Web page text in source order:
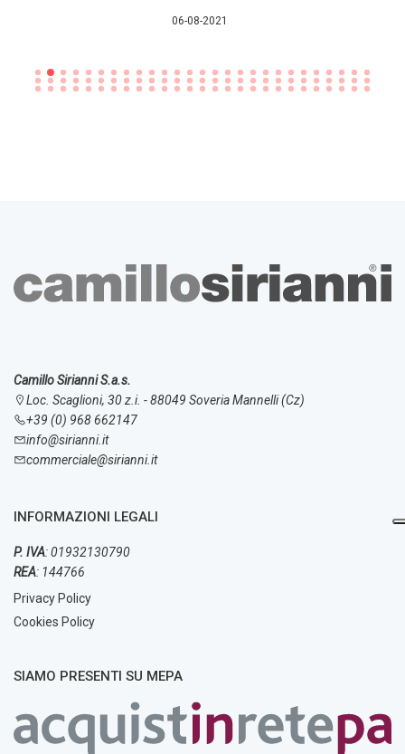
06-08-2021
Camillo Sirianni S.a.s.
Loc. Scaglioni, 30 z.i. - 88049 Soveria Mannelli (Cz)
+39 (0) 968 662147
info@sirianni.it
commerciale@sirianni.it
INFORMAZIONI LEGALI
P. IVA: 01932130790
REA: 144766
Privacy Policy
Cookies Policy
SIAMO PRESENTI SU MEPA